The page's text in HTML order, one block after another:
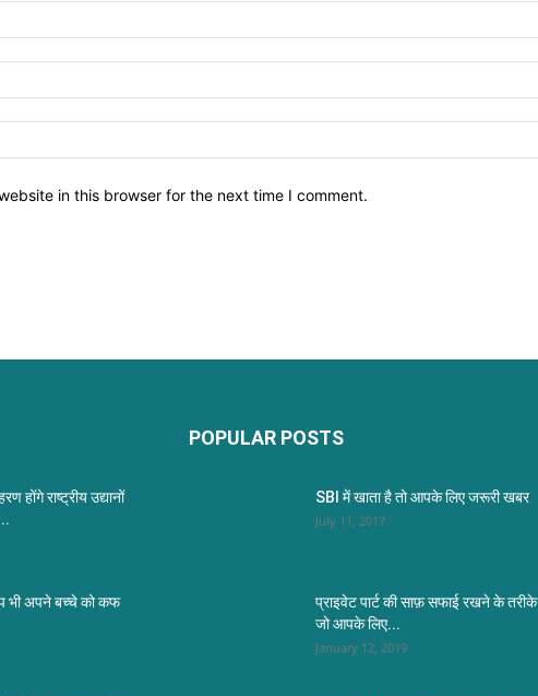
in this browser for the next time I comment.
होंगे राष्ट्रीय उद्यानों
भी अपने बच्चे को कफ
POPULAR POSTS
SBI में खाता है तो आपके लिए जरूरी खबर
July 11, 2017
प्राइवेट पार्ट की साफ़ सफाई रखने के तरीके
जो आपके लिए...
January 12, 2019